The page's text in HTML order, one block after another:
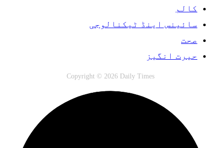
کالم
سائینس اینڈ ٹیکنالوجی
صحت
حیرت انگیز